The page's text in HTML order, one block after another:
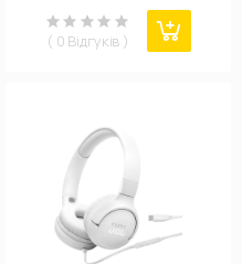
( 0 Відгуків )